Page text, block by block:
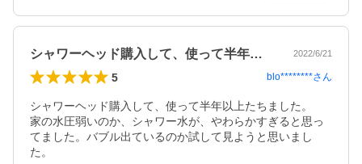
シャワーヘッド購入して、使って半年以上… 2022/6/21
5 blo********さん
シャワーヘッド購入して、使って半年以上たちました。
家の水圧弱いのか、シャワー水が、やわらかすぎると思っ
てました。バブル出ているのか試して見ようと思いまし
た。